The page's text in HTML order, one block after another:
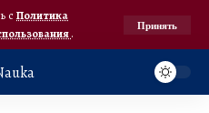
с Политика
.
Принять